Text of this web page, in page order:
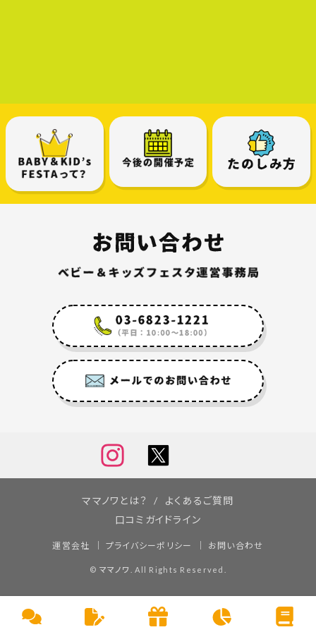
ママノワとは？
よくあるご質問
口コミガイドライン
運営会社 プライバシーポリシー お問い合わせ
© ママノワ . All Rights Reserved.